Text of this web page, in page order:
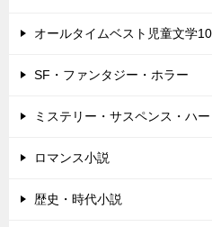
オールタイムベスト児童文学
SF・ファンタジー・ホラー
ミステリー・サスペンス・ハ
ロマンス小説
歴史・時代小説